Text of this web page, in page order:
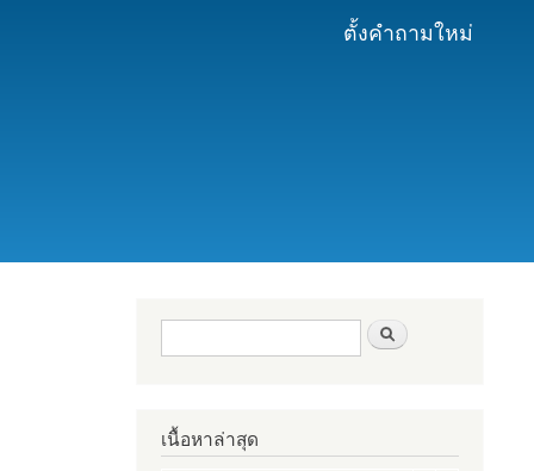
ตั้งคำถามใหม่
ฟอร์มค้นหา
เนื้อหาล่าสุด